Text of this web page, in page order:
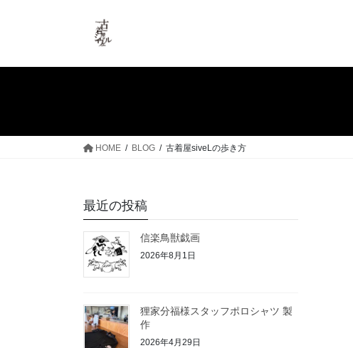
HOME BLOG 古着屋siveLの歩き方
最近の投稿
信楽鳥獣戯画
2026年8月1日
狸家分福様スタッフポロシャツ 製
作
2026年4月29日